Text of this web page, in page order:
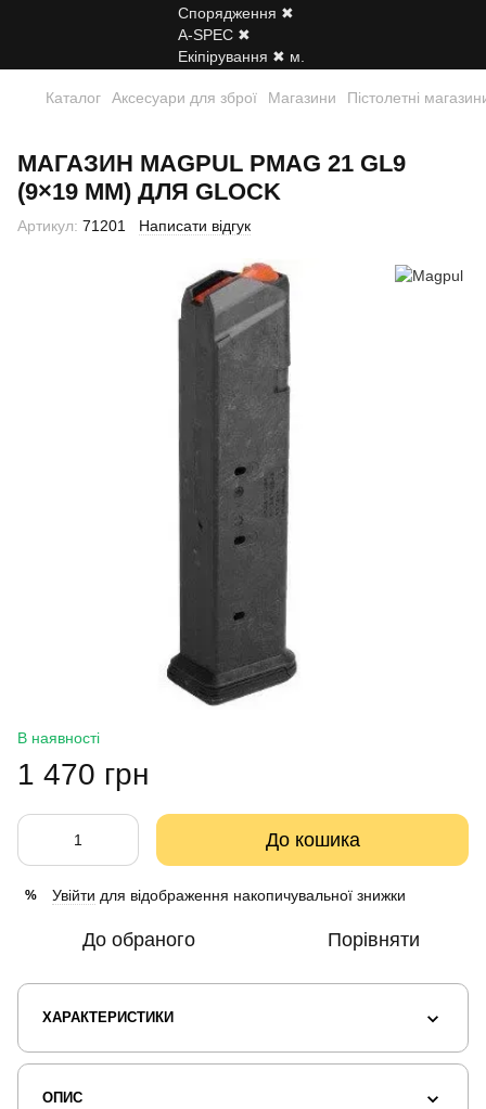
Каталог Аксесуари для зброї Магазини Пістолетні
МАГАЗИН MAGPUL PMAG 21 GL9
(9×19 ММ) ДЛЯ GLOCK
Артикул: 71201 Написати відгук
В наявності
1 470 грн
До кошика
% Увійти для відображення накопичувальної знижки
До обраного Порівняти
ХАРАКТЕРИСТИКИ
ОПИС